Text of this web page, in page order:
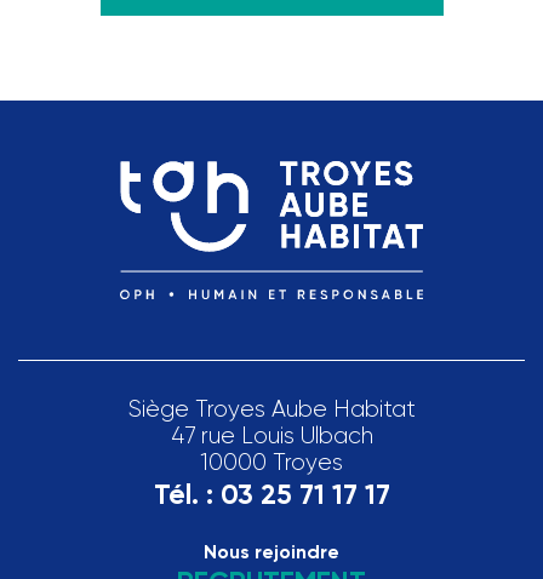
Siège Troyes Aube Habitat
47 rue Louis Ulbach
10000 Troyes
Tél. : 03 25 71 17 17
Nous rejoindre